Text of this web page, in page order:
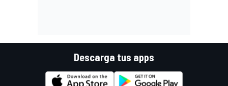
Descarga tus apps